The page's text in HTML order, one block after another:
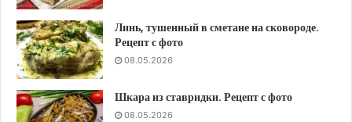
Линь, тушенный в сметане на сковороде.
Рецепт с фото
08.05.2026
Шкара из ставридки. Рецепт с фото
08.05.2026